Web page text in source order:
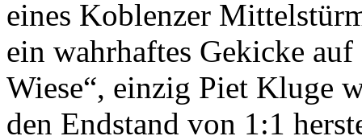
eines Koblenzer
ein wahrhaftes Gekicke
Wiese“, einzig Piet Kluge
den Endstand von 1:1